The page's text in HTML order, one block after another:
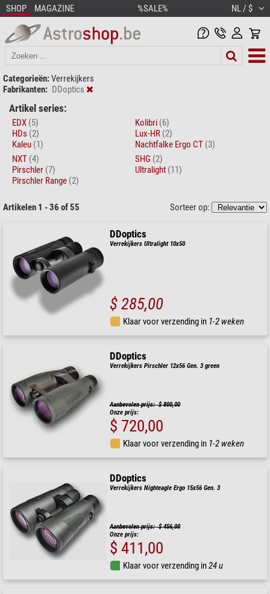
SHOP MAGAZINE %SALE% NL / $
Categorieën:Verrekijkers
Fabrikanten: DDoptics
Artikel series:
EDX (5)
HDs (2)
Kaleu (1)
Kolibri (6)
Lux-HR (2)
Nachtfalke Ergo CT (3)
NXT (4)
Pirschler (7)
Pirschler Range (2)
SHG (2)
Ultralight (11)
Artikelen 1 - 36 of 55 Sorteer op:
DDoptics
Verrekijkers Ultralight 10x50
$ 285,00
Klaar voor verzending in 1-2 weken
DDoptics
Verrekijkers Pirschler 12x56 Gen. 3 green
Aanbevolen prijs: $ 800,00
Onze prijs:
$ 720,00
Klaar voor verzending in 1-2 weken
DDoptics
Verrekijkers Nighteagle Ergo 15x56 Gen. 3
Aanbevolen prijs: $ 456,00
Onze prijs:
$ 411,00
Klaar voor verzending in24 u